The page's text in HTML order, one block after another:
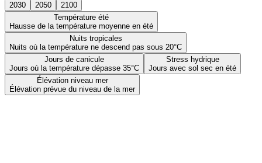
2030 2050
2100
Température été
Hausse de la température moyenne en été
Nuits tropicales
Nuits où la température ne descend pas sous 20°C
Jours de canicule
Jours où la température dépasse 35°C
Stress hydrique
Jours avec sol sec en été
Élévation niveau mer
Élévation prévue du niveau de la mer